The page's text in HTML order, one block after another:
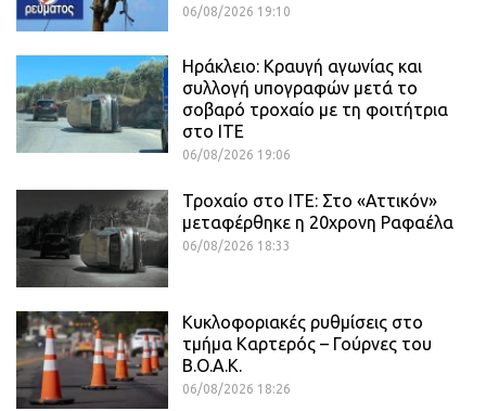
06/08/2026 19:10
Ηράκλειο: Κραυγή αγωνίας και
συλλογή υπογραφών μετά το
σοβαρό τροχαίο με τη φοιτήτρια
στο ΙΤΕ
06/08/2026 19:06
Τροχαίο στο ΙΤΕ: Στο «Αττικόν»
μεταφέρθηκε η 20χρονη Ραφαέλα
06/08/2026 18:33
Κυκλοφοριακές ρυθμίσεις στο
τμήμα Καρτερός – Γούρνες του
Β.Ο.Α.Κ.
06/08/2026 18:26